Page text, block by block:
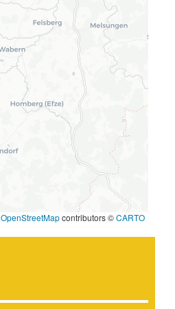
OpenStreetMapcontributors ©CARTO